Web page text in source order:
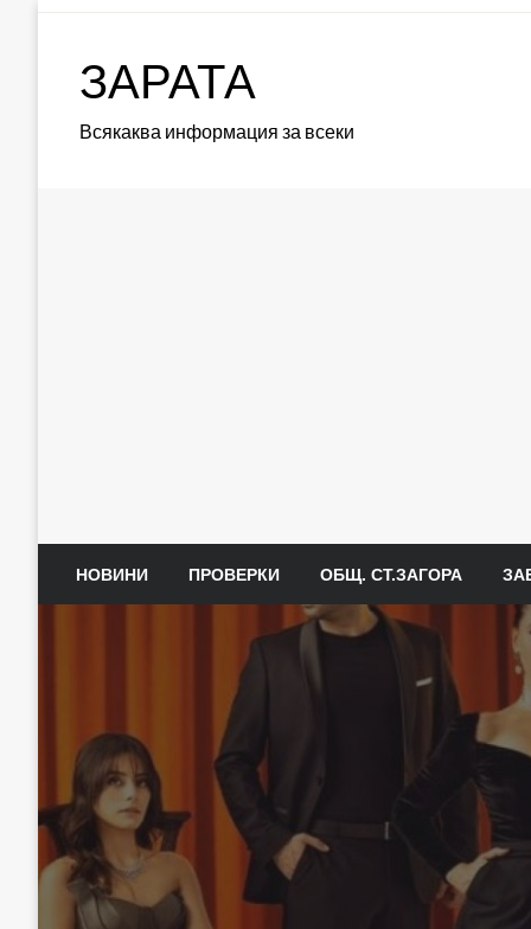
ЗАРАТА
Всякаква информация за всеки
НОВИНИ ПРОВЕРКИ ОБЩ. СТ.ЗАГОРА